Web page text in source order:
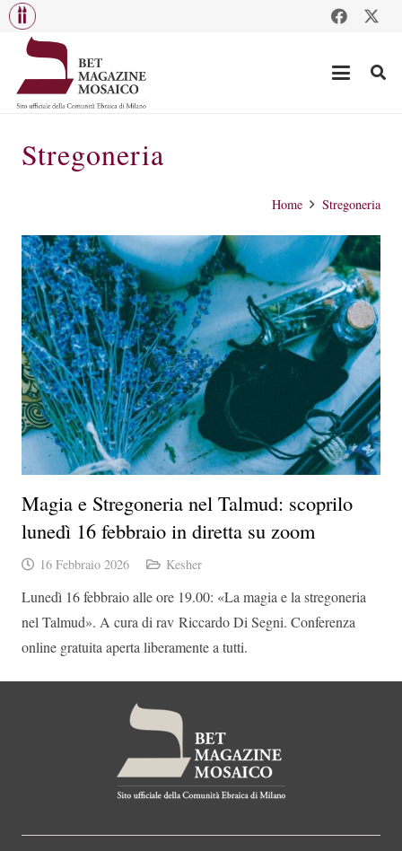
Stregoneria
Home Stregoneria
Magia e Stregoneria nel Talmud: scoprilo
lunedì 16 febbraio in diretta su zoom
16 Febbraio 2026 Kesher
Lunedì 16 febbraio alle ore 19.00: «La magia e la stregoneria
nel Talmud». A cura di rav Riccardo Di Segni. Conferenza
online gratuita aperta liberamente a tutti.